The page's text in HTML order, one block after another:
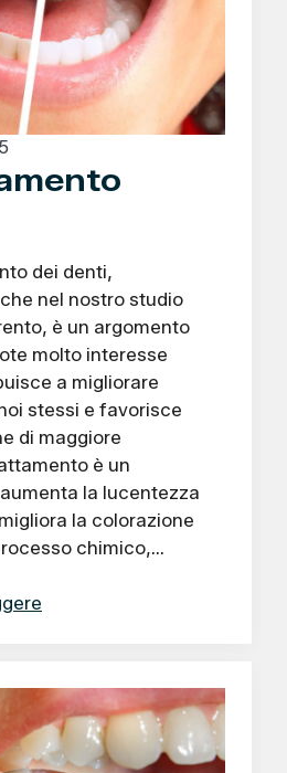
dei denti,
nel nostro studio
è un argomento
molto interesse
a migliorare
stessi e favorisce
di maggiore
è un
la lucentezza
la colorazione
chimico,…